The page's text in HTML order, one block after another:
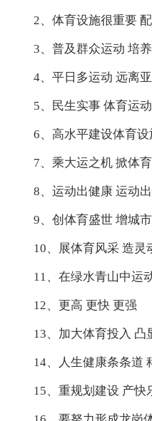
2、体育设施很重要
3、普及群众运动 培
4、平日多运动 远离
5、民生实事 体育运
6、高水平建设体育
7、乘大运之机 掀体
8、运动出健康 运动
9、创体育盛世 增城
10、展体育风采 造灵
11、在绿水青山中运
12、更高 更快 更强
13、加大体育投入 凸
14、人生健康条条道
15、重规划建设 产快